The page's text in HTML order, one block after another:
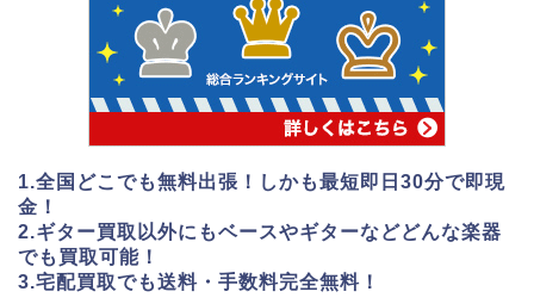
1.全国どこでも無料出張！しかも最短即日30分で即現
金！
2.ギター買取以外にもベースやギターなどどんな楽器
でも買取可能！
3.宅配買取でも送料・手数料完全無料！